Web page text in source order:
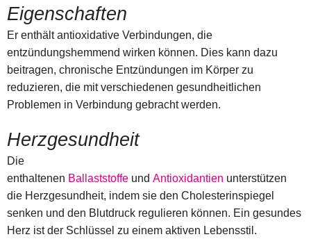
Eigenschaften
Er enthält antioxidative Verbindungen, die
entzündungshemmend wirken können. Dies kann dazu
beitragen, chronische Entzündungen im Körper zu
reduzieren, die mit verschiedenen gesundheitlichen
Problemen in Verbindung gebracht werden.
Herzgesundheit
Die
enthaltenen Ballaststoffe und Antioxidantien unterstützen
die Herzgesundheit, indem sie den Cholesterinspiegel
senken und den Blutdruck regulieren können. Ein gesundes
Herz ist der Schlüssel zu einem aktiven Lebensstil.